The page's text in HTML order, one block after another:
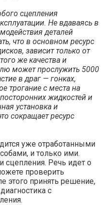
сцепления
Не вдаваясь в
деталей
что в основном ресурс
зависит только от
же качества и
может прослужить 5000
в драг — гонках,
трогание с места на
жидкостей и
установка и
сокращает ресурс
уже отработанными
и только ими.
сцепления. Речь идет о
проверить
этого принять решение,
с